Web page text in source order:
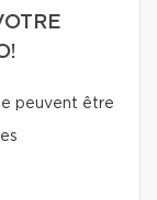
peuvent être